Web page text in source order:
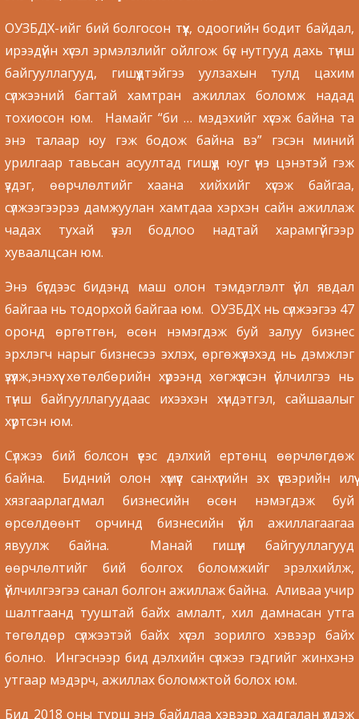
ОУЗБДХ-ийг бий болгосон түүх, одоогийн бодит байдал,
ирээдүйн хүсэл эрмэлзлийг ойлгож бүс нутгууд дахь түнш
байгууллагууд, гишүүдтэйгээ уулзахын тулд цахим
сүлжээний багтай хамтран ажиллах боломж надад
тохиосон юм. Намайг “би … мэдэхийг хүсэж байна та
энэ талаар юу гэж бодож байна вэ” гэсэн миний
урилгаар тавьсан асуултад гишүүд юуг үнэ цэнэтэй гэж
үздэг, өөрчлөлтийг хаана хийхийг хүсэж байгаа,
сүлжээгээрээ дамжуулан хамтдаа хэрхэн сайн ажиллаж
чадах тухай үзэл бодлоо надтай харамгүйгээр
хуваалцсан юм.
Энэ бүгдээс бидэнд маш олон тэмдэглэлт үйл явдал
байгаа нь тодорхой байгаа юм. ОУЗБДХ нь сүлжээгээ 47
оронд өргөтгөн, өсөн нэмэгдэж буй залуу бизнес
эрхлэгч нарыг бизнесээ эхлэх, өргөжүүлэхэд нь дэмжлэг
үзүүлж,энэхүү хөтөлбөрийн хүрээнд хөгжүүлсэн үйлчилгээ нь
түнш байгууллагуудаас ихээхэн хүндэтгэл, сайшаалыг
хүртсэн юм.
Сүлжээ бий болсон үеэс дэлхий ертөнц өөрчлөгдөж
байна. Бидний олон хүмүүс санхүүгийн эх үүсвэрийн илүү
хязгаарлагдмал бизнесийн өсөн нэмэгдэж буй
өрсөлдөөнт орчинд бизнесийн үйл ажиллагаагаа
явуулж байна. Манай гишүүн байгууллагууд
өөрчлөлтийг бий болгох боломжийг эрэлхийлж,
үйлчилгээгээ санал болгон ажиллаж байна. Аливаа учир
шалтгаанд тууштай байх амлалт, хил дамнасан утга
төгөлдөр сүлжээтэй байх хүсэл зорилго хэвээр байх
болно. Ингэснээр бид дэлхийн сүлжээ гэдгийг жинхэнэ
утгаар мэдэрч, ажиллах боломжтой болох юм.
Бид 2018 оны турш энэ байдлаа хэвээр хадгалан үлдэж